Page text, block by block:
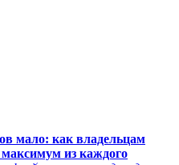
мало: как владельцам
из каждого